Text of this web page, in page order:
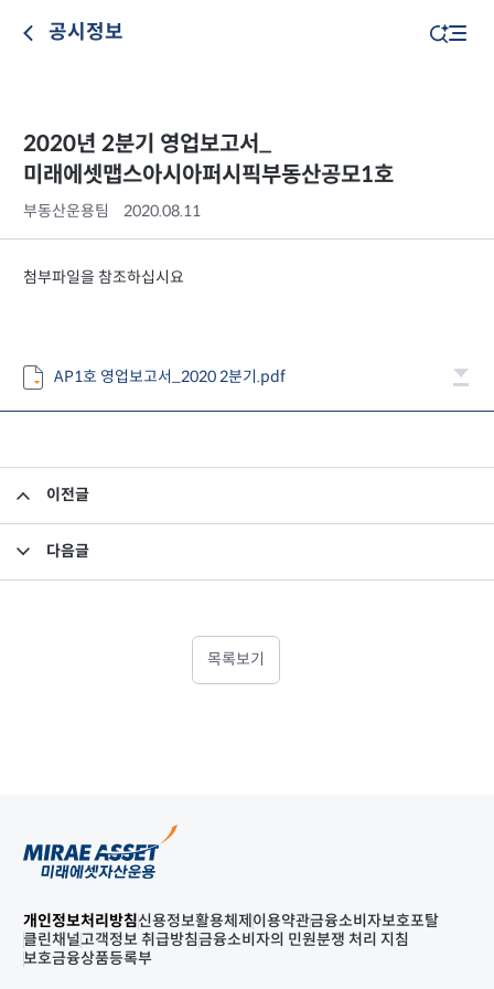
공시정보
2020년 2분기 영업보고서_
미래에셋맵스아시아퍼시픽부동산공모1호
부동산운용팀 2020.08.11
첨부파일을 참조하십시요
AP1호 영업보고서_2020 2분기.pdf
이전글
다음글
목록보기
개인정보처리방침신용정보활용체제 이용약관금융소비자보호포탈
클린채널고객정보 취급방침금융소비자의 민원분쟁 처리 지침
보호금융상품등록부